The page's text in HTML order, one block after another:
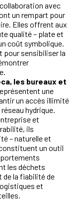
avec
un rempart pour
Elles offrent aux
qualité – plate et
coût symbolique.
sensibiliser la
les bureaux et
une
un accès illimité
hydrique.
et
ils
– naturelle et
un outil
les déchets
la fiabilité de
et